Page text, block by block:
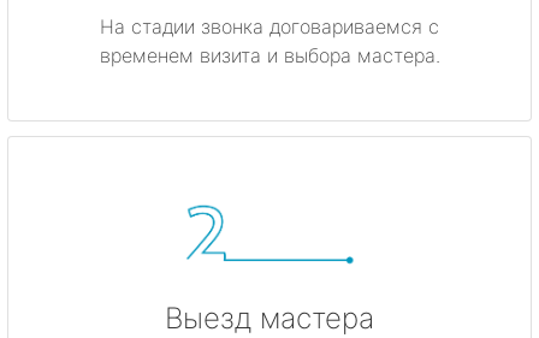
На стадии звонка договариваемся с
временем визита и выбора мастера.
Выезд мастера